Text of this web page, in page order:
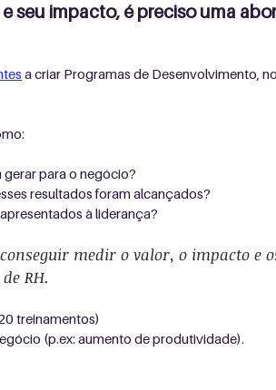
seu impacto, é preciso uma
a criar Programas de Desenvolvimento,
para o negócio?
resultados foram alcançados?
à liderança?
medir o valor, o impacto e
RH.
treinamentos)
(p.ex: aumento de produtividade).